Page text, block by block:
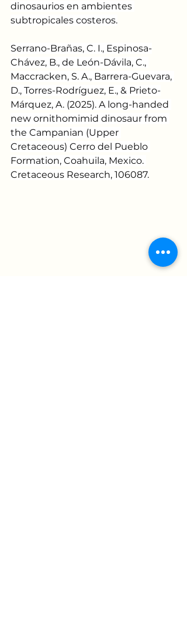
dinosaurios en ambientes
subtropicales costeros.
Serrano-Brañas, C. I., Espinosa-
Chávez, B., de León-Dávila, C.,
Maccracken, S. A., Barrera-Guevara,
D., Torres-Rodríguez, E., & Prieto-
Márquez, A. (2025). A long-handed
new ornithomimid dinosaur from
the Campanian (Upper
Cretaceous) Cerro del Pueblo
Formation, Coahuila, Mexico.
Cretaceous Research, 106087.